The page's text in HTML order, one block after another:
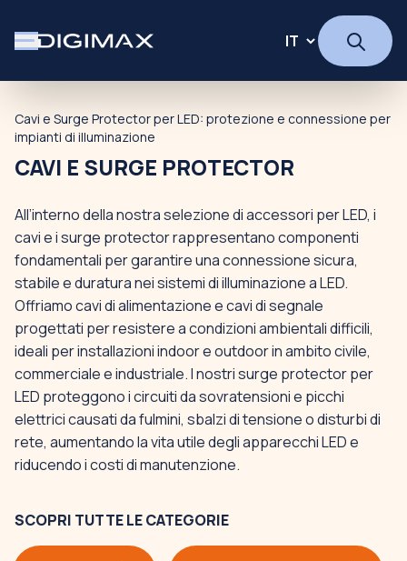
Cavi e Surge Protector per LED: protezione e connessione per
impianti di illuminazione
CAVI E SURGE PROTECTOR
All’interno della nostra selezione di accessori per LED, i
cavi e i surge protector rappresentano componenti
fondamentali per garantire una connessione sicura,
stabile e duratura nei sistemi di illuminazione a LED.
Offriamo cavi di alimentazione e cavi di segnale
progettati per resistere a condizioni ambientali difficili,
ideali per installazioni indoor e outdoor in ambito civile,
commerciale e industriale. I nostri surge protector per
LED proteggono i circuiti da sovratensioni e picchi
elettrici causati da fulmini, sbalzi di tensione o disturbi di
rete, aumentando la vita utile degli apparecchi LED e
riducendo i costi di manutenzione.
SCOPRI TUTTE LE CATEGORIE